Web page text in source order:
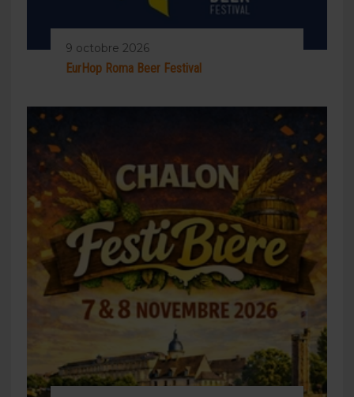
9 octobre 2026
EurHop Roma Beer Festival